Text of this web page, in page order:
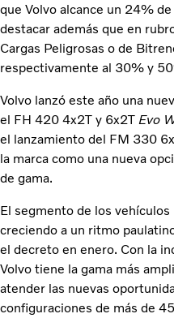
que Volvo alcance un 24%
destacar además que en
Cargas Peligrosas o de
respectivamente al 30% y
Volvo lanzó este año una
el FH 420 4x2T y 6x2T Evo
el lanzamiento del FM 330
la marca como una nueva
de gama.
El segmento de los vehículos
creciendo a un ritmo
el decreto en enero. Con la
Volvo tiene la gama más
atender las nuevas
configuraciones de más de